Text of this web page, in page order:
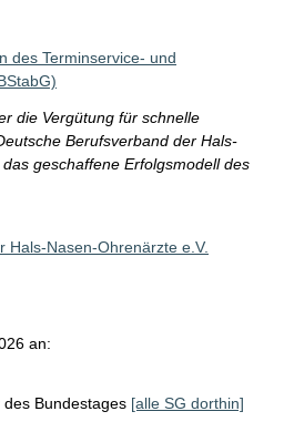
des Terminservice- und
die Vergütung für schnelle
Berufsverband der Hals-
geschaffene Erfolgsmodell des
Hals-Nasen-Ohrenärzte e.V.
an:
des Bundestages [alle SG dorthin]